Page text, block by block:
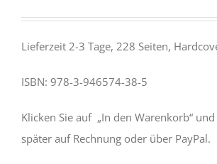
Lieferzeit 2-3 Tage, 228 Seiten,
ISBN: 978-3-946574-38-5
Klicken Sie auf „In den Warenkorb“
später auf Rechnung oder über PayPal.